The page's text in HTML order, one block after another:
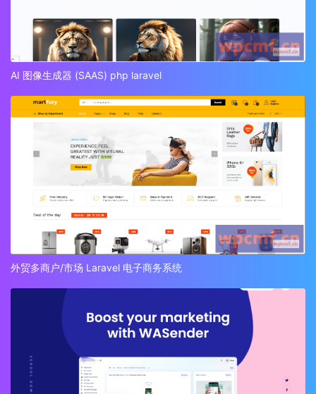
AI 图像生成器 (SAAS) php laravel
外贸多商户/市场 Laravel 电子商务系统